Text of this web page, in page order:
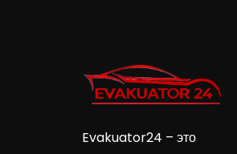
Evakuator24 – это